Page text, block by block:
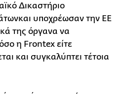
Δικαστήριο
υποχρέωσαν την ΕΕ
της όργανα να
η Frontex είτε
και συγκαλύπτει τέτοια